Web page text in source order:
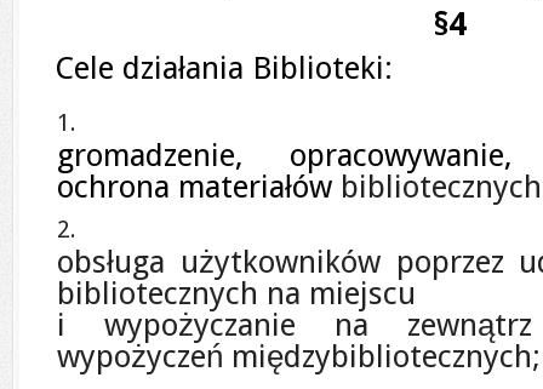
§4
Cele działania Biblioteki:
gromadzenie,
ochrona materiałów
obsługa użytkowników poprzez
bibliotecznych na miejscu
i wypożyczanie na
wypożyczeń międzybibliotecznych;